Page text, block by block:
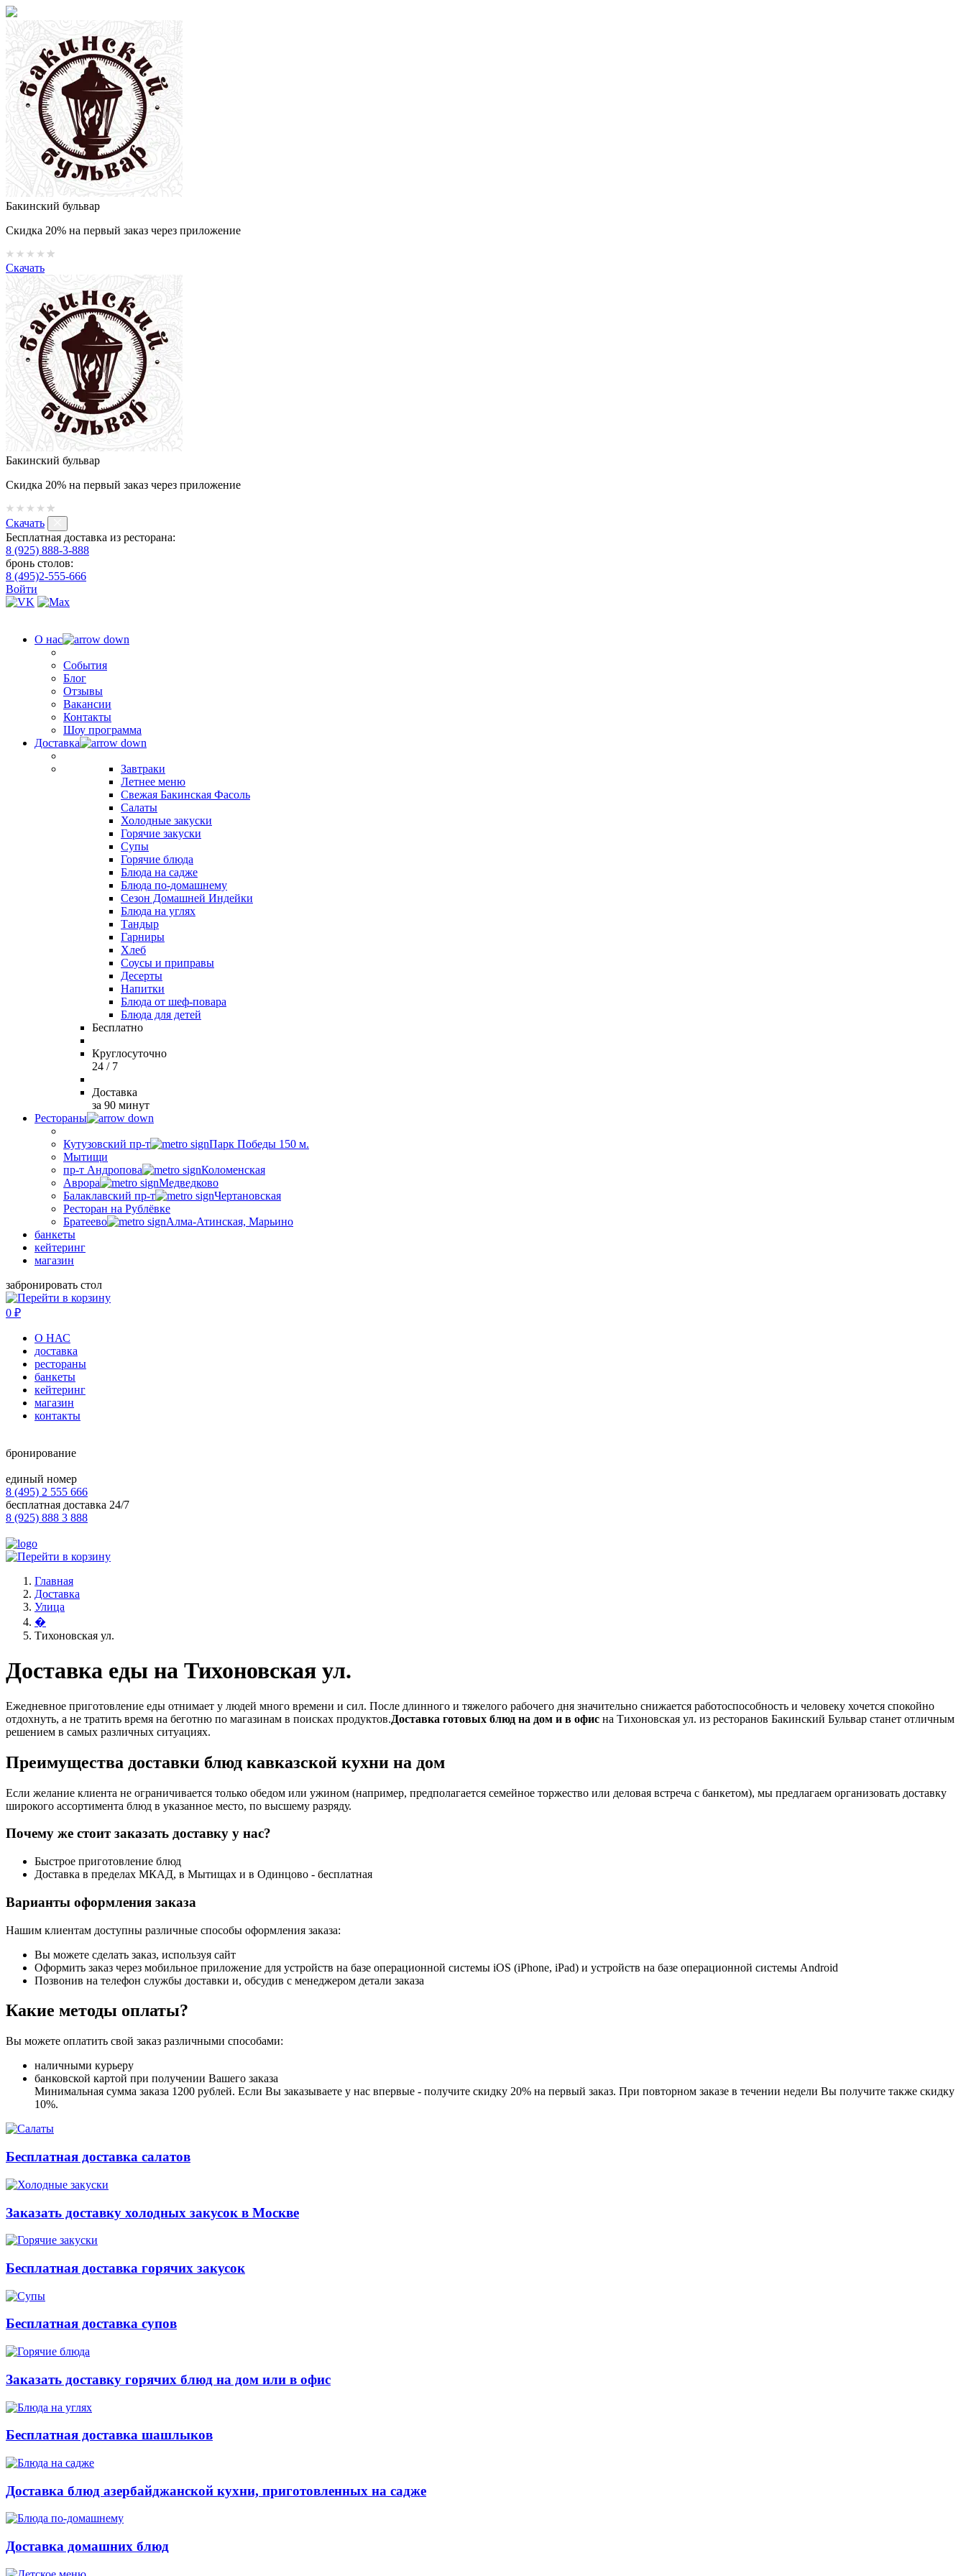
Бакинский бульвар
Скидка 20% на первый заказ через приложение
Скачать
Бакинский бульвар
Скидка 20% на первый заказ через приложение
Скачать
Бесплатная доставка из ресторана:
8 (925) 888-3-888
бронь столов:
8 (495)2-555-666
Войти
О нас
События
Блог
Отзывы
Вакансии
Контакты
Шоу программа
Доставка
Завтраки
Летнее меню
Свежая Бакинская Фасоль
Салаты
Холодные закуски
Горячие закуски
Супы
Горячие блюда
Блюда на садже
Блюда по-домашнему
Сезон Домашней Индейки
Блюда на углях
Тандыр
Гарниры
Хлеб
Соусы и приправы
Десерты
Напитки
Блюда от шеф-повара
Блюда для детей
Бесплатно
Круглосуточно
24 / 7
Доставка
за 90 минут
Рестораны
Кутузовский пр-т
Парк Победы 150 м.
Мытищи
пр-т Андропова
Коломенская
Аврора
Медведково
Балаклавский пр-т
Чертановская
Ресторан на Рублёвке
Братеево
Алма-Атинская, Марьино
банкеты
кейтеринг
магазин
забронировать стол
0 ₽
О НАС
доставка
рестораны
банкеты
кейтеринг
магазин
контакты
бронирование
единый номер
8 (495) 2 555 666
бесплатная доставка 24/7
8 (925) 888 3 888
Главная
Доставка
Улица
�
Тихоновская ул.
Доставка еды на Тихоновская ул.
Ежедневное приготовление еды отнимает у людей много времени и сил. После длинного и тяжелого рабочего дня значительно снижается работоспособность и человеку хочется спокойно
отдохнуть, а не тратить время на беготню по магазинам в поисках продуктов.Доставка готовых блюд на дом и в офис на Тихоновская ул. из ресторанов Бакинский Бульвар станет отличным
решением в самых различных ситуациях.
Преимущества доставки блюд кавказской кухни на дом
Если желание клиента не ограничивается только обедом или ужином (например, предполагается семейное торжество или деловая встреча с банкетом), мы предлагаем организовать доставку
широкого ассортимента блюд в указанное место, по высшему разряду.
Почему же стоит заказать доставку у нас?
Быстрое приготовление блюд
Доставка в пределах МКАД, в Мытищах и в Одинцово - бесплатная
Варианты оформления заказа
Нашим клиентам доступны различные способы оформления заказа:
Вы можете сделать заказ, используя сайт
Оформить заказ через мобильное приложение для устройств на базе операционной системы iOS (iPhone, iPad) и устройств на базе операционной системы Android
Позвонив на телефон службы доставки и, обсудив с менеджером детали заказа
Какие методы оплаты?
Вы можете оплатить свой заказ различными способами:
наличными курьеру
банковской картой при получении Вашего заказа
Минимальная сумма заказа 1200 рублей. Если Вы заказываете у нас впервые - получите скидку 20% на первый заказ. При повторном заказе в течении недели Вы получите также скидку
10%.
Бесплатная доставка салатов
Заказать доставку холодных закусок в Москве
Бесплатная доставка горячих закусок
Бесплатная доставка супов
Заказать доставку горячих блюд на дом или в офис
Бесплатная доставка шашлыков
Доставка блюд азербайджанской кухни, приготовленных на садже
Доставка домашних блюд